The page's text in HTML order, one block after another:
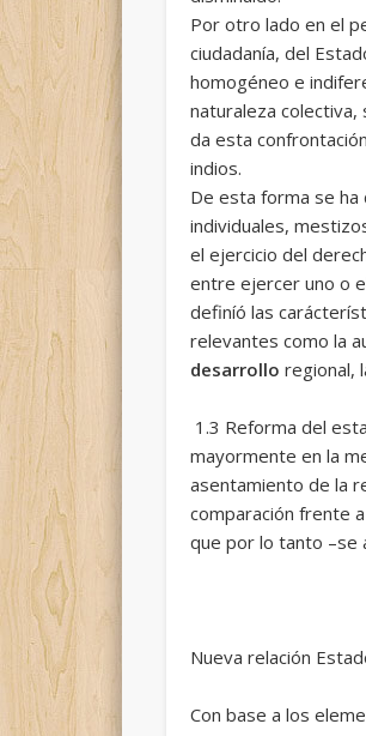
Por otro lado en el
ciudadanía, del
homogéneo e
naturaleza
da esta
indios.
De esta forma se ha
individuales,
el ejercicio del
entre ejercer uno o
definíó las
relevantes como la
desarrollo regional,
1.3 Reforma del
mayormente en la
asentamiento de la
comparación frente
que por lo tanto –se
Nueva relación
Con base a los